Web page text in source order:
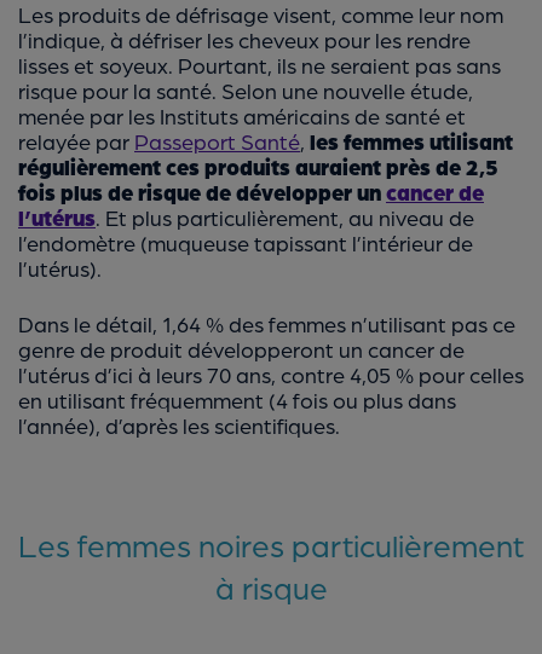
Les produits de défrisage visent, comme leur nom
l’indique, à défriser les cheveux pour les rendre
lisses et soyeux. Pourtant, ils ne seraient pas sans
risque pour la santé. Selon une nouvelle étude,
menée par les Instituts américains de santé et
relayée par Passeport Santé les femmes utilisant
régulièrement ces produits auraient près de 2,5
fois plus de risque de développer uncancer de
l’utérus . Et plus particulièrement, au niveau de
l’endomètre (muqueuse tapissant l’intérieur de
l’utérus).
Dans le détail, 1,64 % des femmes n’utilisant pas ce
genre de produit développeront un cancer de
l’utérus d’ici à leurs 70 ans, contre 4,05 % pour celles
en utilisant fréquemment (4 fois ou plus dans
l’année), d’après les scientifiques.
Les femmes noires particulièrement
à risque